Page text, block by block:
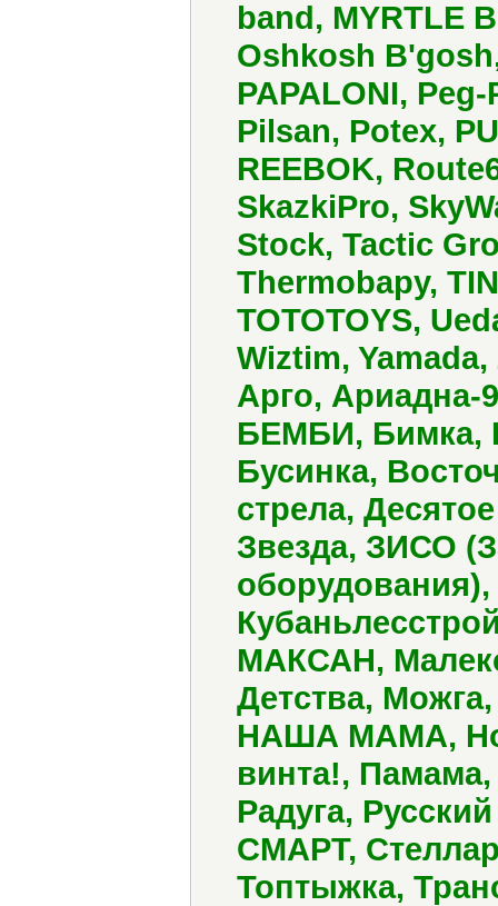
band, MYRTLE
Oshkosh
PAPALONI,
Pilsan, Potex,
REEBOK,
SkazkiPro,
Stock, Tactic
Thermobapy,
TOTOTOYS,
Wiztim,
Арго, Ариадна-
БЕМБИ, Бимка,
Бусинка,
стрела,
Звезда, ЗИСО
МАКСАН,
Детства,
НАША МАМА,
винта!,
Радуга,
СМАРТ,
Топтыжка,